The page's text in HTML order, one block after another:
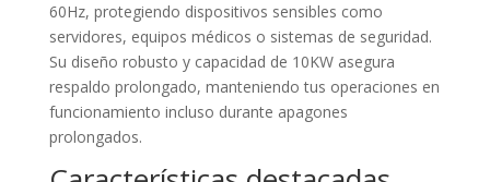
60Hz, protegiendo dispositivos sensibles como
servidores, equipos médicos o sistemas de seguridad.
Su diseño robusto y capacidad de 10KW asegura
respaldo prolongado, manteniendo tus operaciones en
funcionamiento incluso durante apagones
prolongados.